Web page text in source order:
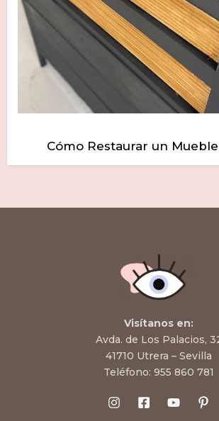
Cómo Restaurar un
Visítanos en:
Avda. de Los Palacios,
41710 Utrera – Sevilla
Teléfono: 955 860 781